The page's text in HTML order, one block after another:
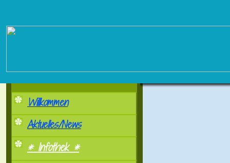
Willkommen
Aktuelles/News
* Infothek *